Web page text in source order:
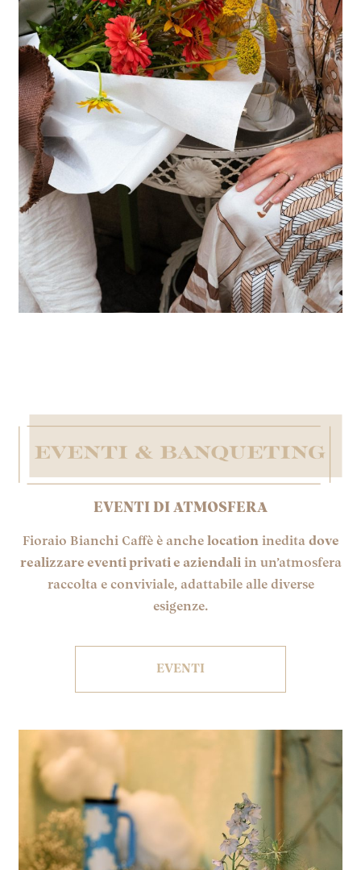
EVENTI DI ATMOSFERA
Fioraio Bianchi Caffè è anche locationinedita dove
realizzare eventi privati e aziendaliin un’atmosfera
raccolta e conviviale, adattabile alle diverse
esigenze.
EVENTI